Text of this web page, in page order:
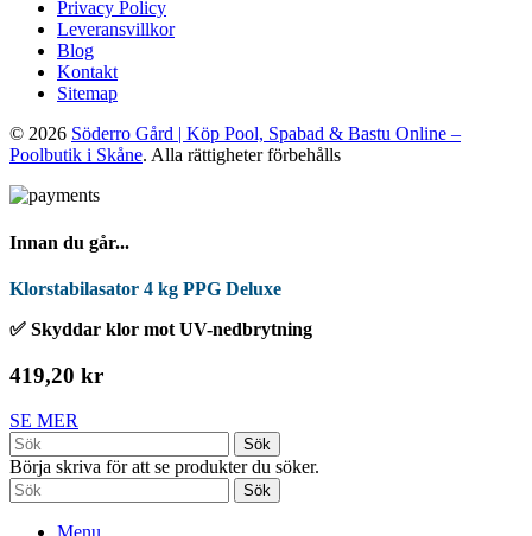
Privacy Policy
Leveransvillkor
Blog
Kontakt
Sitemap
© 2026 Söderro Gård | Köp Pool, Spabad & Bastu Online –
Poolbutik i Skåne. Alla rättigheter förbehålls
Innan du går...
Klorstabilasator 4 kg PPG Deluxe
✅ Skyddar klor mot UV-nedbrytning
419,20 kr
SE MER
Sök
Börja skriva för att se produkter du söker.
Sök